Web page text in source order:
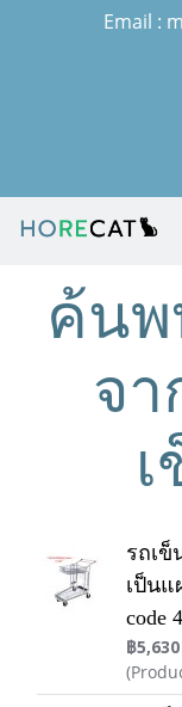
Email :
ค้นพ
จ
รถเ
เป็นแ
code
฿5,630